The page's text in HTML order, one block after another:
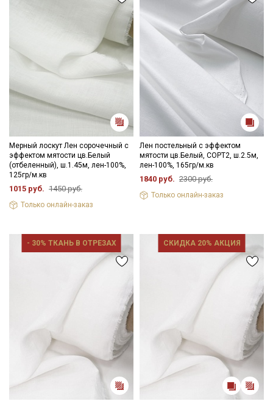
Мерный лоскут Лен сорочечный с
эффектом мятости цв.Белый
(отбеленный), ш.1.45м, лен-100%,
125гр/м.кв
1015 руб. 1450 руб.
Только онлайн-заказ
Лен постельный с эффектом
мятости цв.Белый, СОРТ2, ш.2.5м,
лен-100%, 165гр/м.кв
1840 руб. 2300 руб.
Только онлайн-заказ
- 30% ТКАНЬ В ОТРЕЗАХ СКИДКА 20% АКЦИЯ